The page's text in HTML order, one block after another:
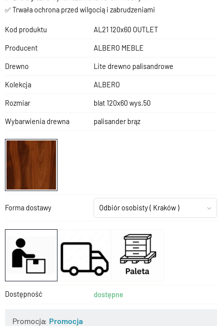
✅ Trwała ochrona przed wilgocią i zabrudzeniami
Kod produktu AL21 120x60 OUTLET
Producent ALBERO MEBLE
Drewno Lite drewno palisandrowe
Kolekcja ALBERO
Rozmiar blat 120x60 wys.50
Wybarwienia drewna palisander brąz
Forma dostawy Odbiór osobisty( Kraków )
Dostępność dostępne
Promocja Promocja